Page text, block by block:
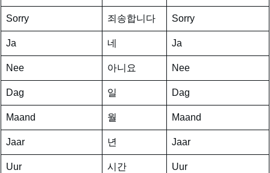
Sorry 죄송합니다 Sorry
Ja 네 Ja
Nee 아니요 Nee
Dag 일 Dag
Maand 월 Maand
Jaar 년 Jaar
Uur 시간 Uur